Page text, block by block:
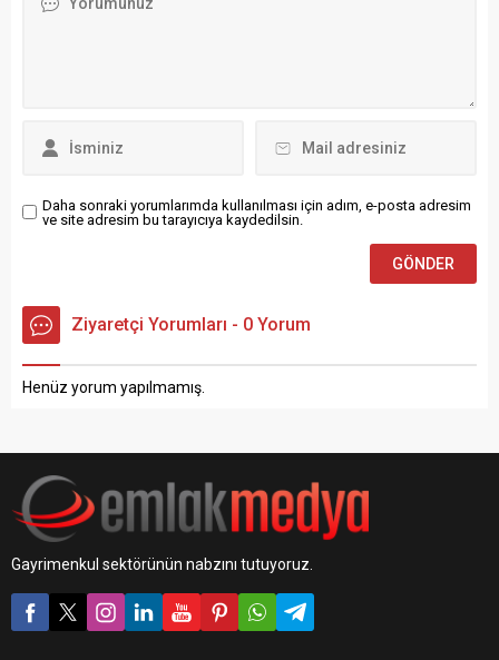
Daha sonraki yorumlarımda kullanılması için adım, e-posta adresim
ve site adresim bu tarayıcıya kaydedilsin.
Ziyaretçi Yorumları - 0 Yorum
Henüz yorum yapılmamış.
Gayrimenkul sektörünün nabzını tutuyoruz.